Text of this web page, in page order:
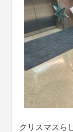
クリスマスら